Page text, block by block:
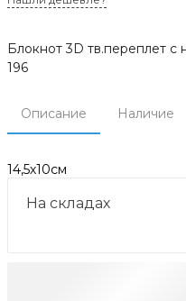
Блокнот 3D тв.переплет с
196
Описание Наличие
14,5х10см
На складах